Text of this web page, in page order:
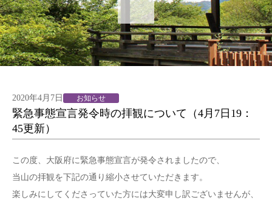
2020年4月7日 お知らせ
緊急事態宣言発令時の拝観について（4月7日19：
45更新）
この度、大阪府に緊急事態宣言が発令されましたので、
当山の拝観を下記の通り縮小させていただきます。
楽しみにしてくださっていた方には大変申し訳ございませんが、